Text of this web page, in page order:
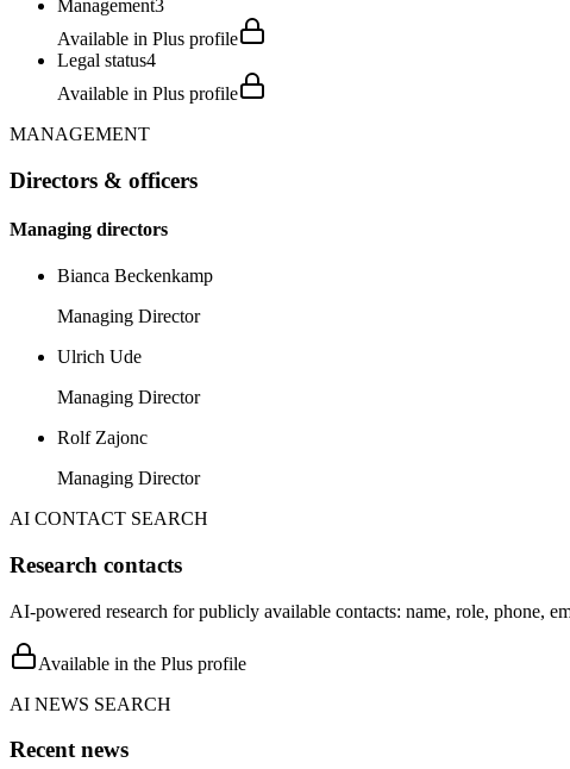
Management3
Available in Plus profile
Legal status4
Available in Plus profile
MANAGEMENT
Directors & officers
Managing directors
Bianca Beckenkamp
Managing Director
Ulrich Ude
Managing Director
Rolf Zajonc
Managing Director
AI CONTACT SEARCH
Research contacts
AI-powered research for publicly available contacts: name, role, phone,
Available in the Plus profile
AI NEWS SEARCH
Recent news